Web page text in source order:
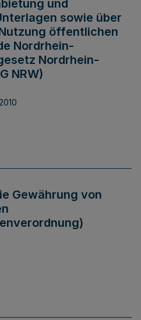
und
sowie über
öffentlichen
Nordrhein-
Nordrhein-
NRW)
Gewährung von